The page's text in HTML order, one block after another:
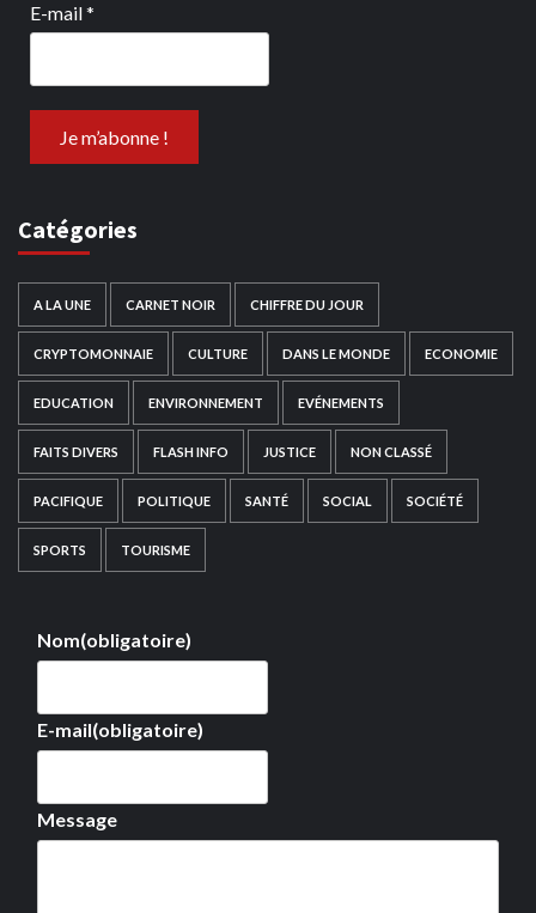
E-mail*
Catégories
A LA UNE CARNET NOIR CHIFFRE DU JOUR
CRYPTOMONNAIE CULTURE DANS LE MONDE ECONOMIE
EDUCATION ENVIRONNEMENT EVÉNEMENTS
FAITS DIVERS FLASH INFO JUSTICE NON CLASSÉ
PACIFIQUE POLITIQUE SANTÉ SOCIAL SOCIÉTÉ
SPORTS TOURISME
Nom(obligatoire)
E-mail(obligatoire)
Message